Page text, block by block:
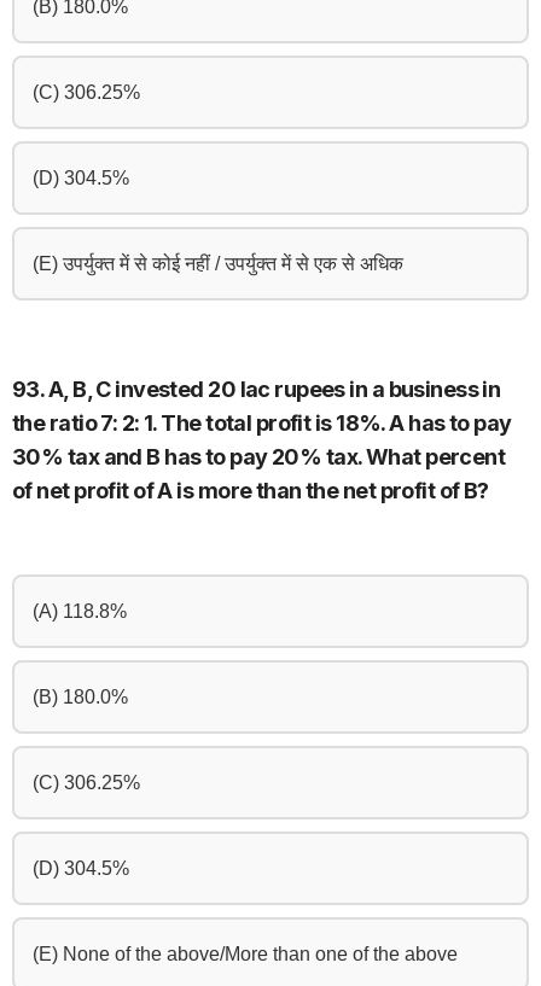
(B) 180.0%
(C) 306.25%
(D) 304.5%
(E) उपर्युक्त में से कोई नहीं / उपर्युक्त में से एक से अधिक
93. A, B, C invested 20 lac rupees in a business in
the ratio 7: 2: 1. The total profit is 18%. A has to pay
30% tax and B has to pay 20% tax. What percent
of net profit of A is more than the net profit of B?
(A) 118.8%
(B) 180.0%
(C) 306.25%
(D) 304.5%
(E) None of the above/More than one of the above